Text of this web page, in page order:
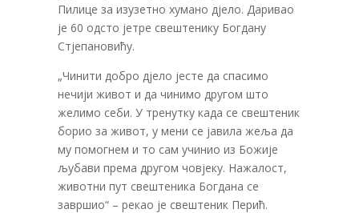
Пилице за изузетно хумано дјело. Даривао
је 60 одсто јетре свештенику Богдану
Стјепановићу.
„Чинити добро дјело јесте да спасимо
нечији живот и да чинимо другом што
желимо себи. У тренутку када се свештеник
борио за живот, у мени се јавила жеља да
му помогнем и то сам учинио из Божије
љубави према другом човјеку. Нажалост,
животни пут свештеника Богдана се
завршио“ – рекао је свештеник Перић.